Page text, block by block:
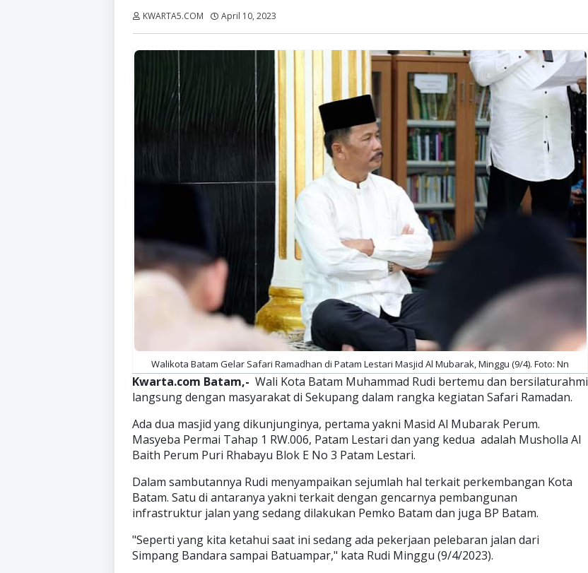
KWARTA5.COM April 10, 2023
Walikota Batam Gelar Safari Ramadhan di Patam Lestari Masjid Al Mubarak, Minggu (9/4). Foto: Nn
Kwarta.com Batam,- Wali Kota Batam Muhammad Rudi bertemu dan bersilaturahmi
langsung dengan masyarakat di Sekupang dalam rangka kegiatan Safari Ramadan.
Ada dua masjid yang dikunjunginya, pertama yakni Masid Al Mubarak Perum.
Masyeba Permai Tahap 1 RW.006, Patam Lestari dan yang kedua adalah Musholla Al
Baith Perum Puri Rhabayu Blok E No 3 Patam Lestari.
Dalam sambutannya Rudi menyampaikan sejumlah hal terkait perkembangan Kota
Batam. Satu di antaranya yakni terkait dengan gencarnya pembangunan
infrastruktur jalan yang sedang dilakukan Pemko Batam dan juga BP Batam.
"Seperti yang kita ketahui saat ini sedang ada pekerjaan pelebaran jalan dari
Simpang Bandara sampai Batuampar," kata Rudi Minggu (9/4/2023).